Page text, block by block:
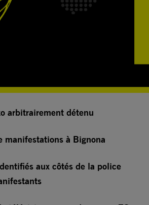
arbitrairement détenu
manifestations à Bignona
aux côtés de la police